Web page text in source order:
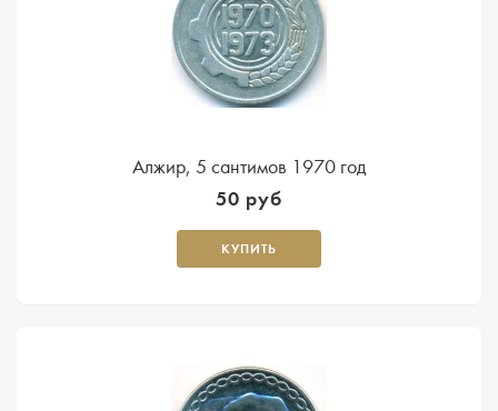
Алжир, 5 сантимов 1970 год
50 руб
КУПИТЬ